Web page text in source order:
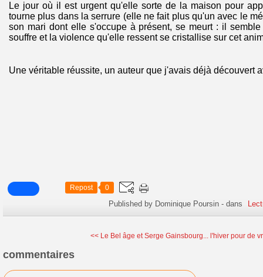
Le jour où il est urgent qu'elle sorte de la maison pour
tourne plus dans la serrure (elle ne fait plus qu'un avec le
son mari dont elle s'occupe à présent, se meurt : il
souffre et la violence qu'elle ressent se cristallise sur cet
Une véritable réussite, un auteur que j'avais déjà découvert
Repost 0
Published by Dominique Poursin -dans
<< Le Bel âge et Serge Gainsbourg... l'hiver pour de
commentaires